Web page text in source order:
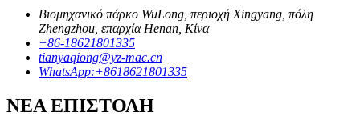
Βιομηχανικό πάρκο WuLong, περιοχή Xingyang, πόλη
Zhengzhou, επαρχία Henan, Κίνα
+86-18621801335
tianyaqiong@yz-mac.cn
WhatsApp:+8618621801335
ΝΕΑ ΕΠΙΣΤΟΛΗ